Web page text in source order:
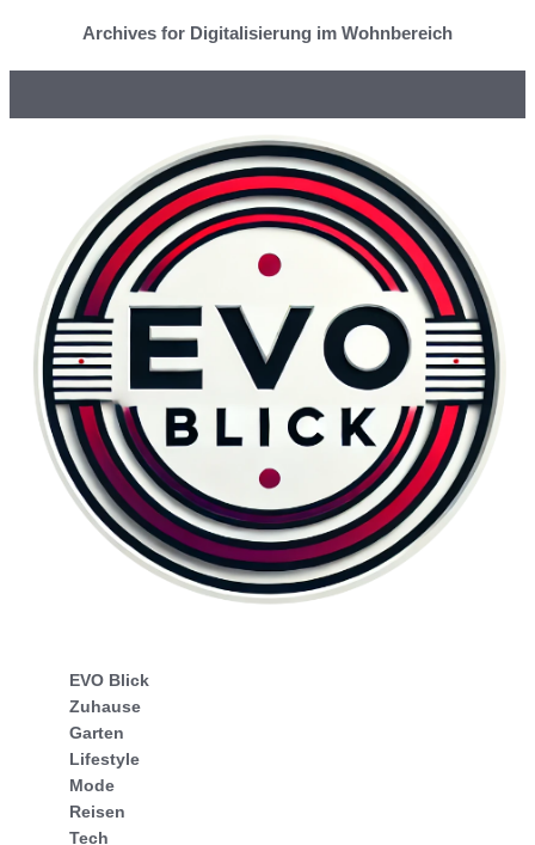
Archives for Digitalisierung im Wohnbereich
EVO Blick
Zuhause
Garten
Lifestyle
Mode
Reisen
Tech